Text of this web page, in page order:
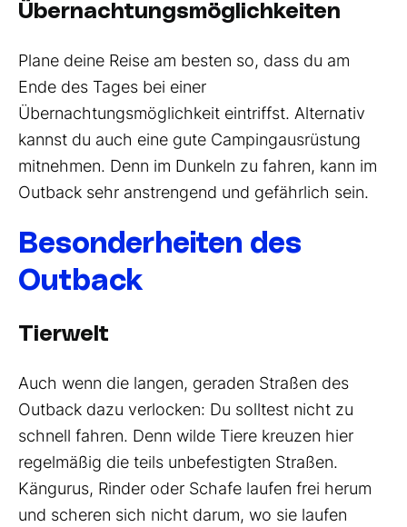
Übernachtungsmöglichkeiten
Plane deine Reise am besten so, dass du am
Ende des Tages bei einer
Übernachtungsmöglichkeit eintriffst. Alternativ
kannst du auch eine gute Campingausrüstung
mitnehmen. Denn im Dunkeln zu fahren, kann im
Outback sehr anstrengend und gefährlich sein.
Besonderheiten des
Outback
Tierwelt
Auch wenn die langen, geraden Straßen des
Outback dazu verlocken: Du solltest nicht zu
schnell fahren. Denn wilde Tiere kreuzen hier
regelmäßig die teils unbefestigten Straßen.
Kängurus, Rinder oder Schafe laufen frei herum
und scheren sich nicht darum, wo sie laufen